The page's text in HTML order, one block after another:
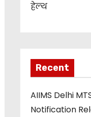
हेल्थ
Recent
AIIMS Delhi
Notification